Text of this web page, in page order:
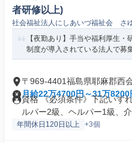
者研修以上)
社会福祉法人にしあいづ福祉会 さ
【夜勤あり】手当や福利厚生
制度が導入されている法人で募
〒969-4401福島県耶麻郡西
月給22万4700円～31万8200
資格 《必須条件》下記いず
ルパー2級、ヘルパー1級、介
年間休日120日以上 +3個